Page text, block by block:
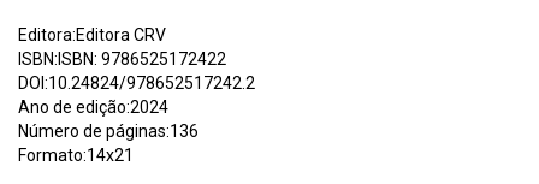
Editora:Editora CRV
ISBN:ISBN: 9786525172422
DOI:10.24824/978652517242.2
Ano de edição:2024
Número de páginas:136
Formato:14x21